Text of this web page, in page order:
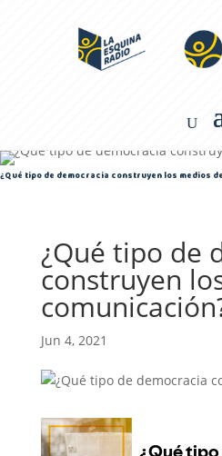
¿Qué tipo de democracia construyen los medios
¿Qué tipo de
construyen
Jun 4, 2021